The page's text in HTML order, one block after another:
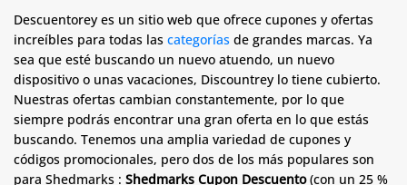
Descuentorey es un sitio web que ofrece cupones y ofertas
increíbles para todas las categorías de grandes marcas. Ya
sea que esté buscando un nuevo atuendo, un nuevo
dispositivo o unas vacaciones, Discountrey lo tiene cubierto.
Nuestras ofertas cambian constantemente, por lo que
siempre podrás encontrar una gran oferta en lo que estás
buscando. Tenemos una amplia variedad de cupones y
códigos promocionales, pero dos de los más populares son
para Shedmarks : Shedmarks Cupon Descuento(con un 25 %